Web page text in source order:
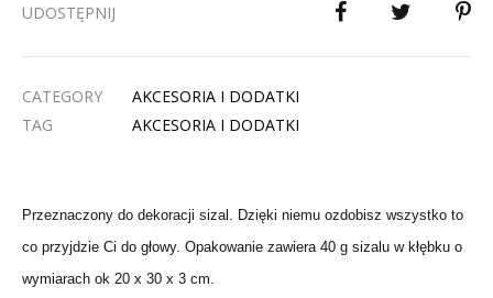
UDOSTĘPNIJ
CATEGORY
AKCESORIA I DODATKI
TAG
AKCESORIA I DODATKI
Przeznaczony do dekoracji sizal. Dzięki niemu ozdobisz wszystko to
co przyjdzie Ci do głowy. Opakowanie zawiera 40 g sizalu w kłębku o
wymiarach ok 20 x 30 x 3 cm.